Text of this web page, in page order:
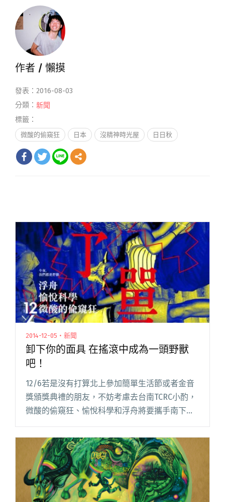
作者 / 懶摸
發表：2016-08-03
分類： 新聞
標籤：
微酸的偷窺狂 日本 沒精神時光屋 日日秋
2014-12-05・新聞
卸下你的面具 在搖滾中成為一頭野獸
吧！
12/6若是沒有打算北上參加簡單生活節或者金音
獎頒獎典禮的朋友，不妨考慮去台南TCRC小酌，
微酸的偷窺狂、愉悅科學和浮舟將要攜手南下去
找大家玩，用搖滾的力量卸下你日常的面具，讓
你化身為在音樂中狂暴奔放的野獸！ 「今夜我們
都是野獸」演唱會要招閱讀全文 "卸下你的面具
在搖滾中成為一頭野獸吧！"